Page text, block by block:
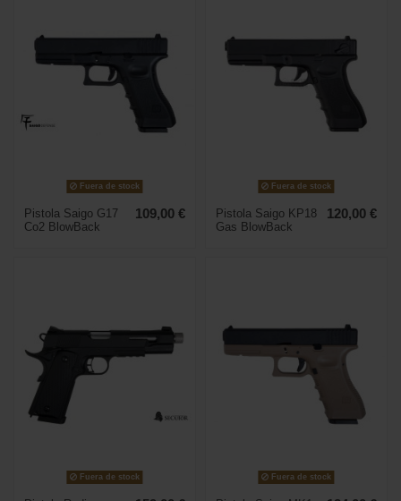
Fuera de stock
Pistola Saigo G17
Co2 BlowBack
109,00 €
Fuera de stock
Pistola Saigo KP18
Gas BlowBack
120,00 €
Fuera de stock Fuera de stock